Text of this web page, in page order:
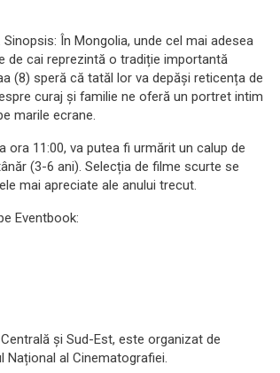
În Mongolia, unde cel mai adesea
de cai reprezintă o tradiție importantă
(8) speră că tatăl lor va depăși reticența de
curaj și familie ne oferă un portret intim
marile ecrane.
ora 11:00, va putea fi urmărit un calup de
(3-6 ani). Selecția de filme scurte se
mai apreciate ale anului trecut.
Eventbook:
și Sud-Est, este organizat de
al Cinematografiei.